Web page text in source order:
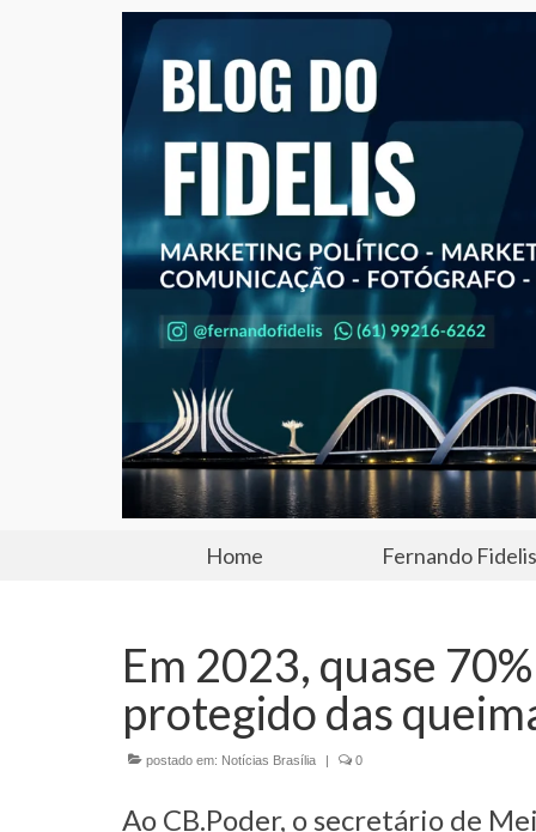
Home Fernando
Em 2023, quase
protegido das
postado em: Notícias Brasília | 0
Ao CB.Poder, o secretário de